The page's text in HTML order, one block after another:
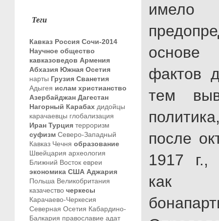
Теги
Кавказ Россия Сочи-2014
Научное общество
кавказоведов Армения
Абхазия Южная Осетия
нарты Грузия Сванетия
Адыгея ислам христианство
Азербайджан Дагестан
Нагорный Карабах дидойцы
карачаевцы глобализация
Иран Турция терроризм
суфизм Северо-Западный
Кавказ Чечня образование
Швейцария археология
Ближний Восток евреи
экономика США Аджария
Польша Великобритания
казачество черкесы
Карачаево-Черкесия
Северная Осетия Кабардино-
Балкария православие адат
фактов
тем
после
1917 г.,
как